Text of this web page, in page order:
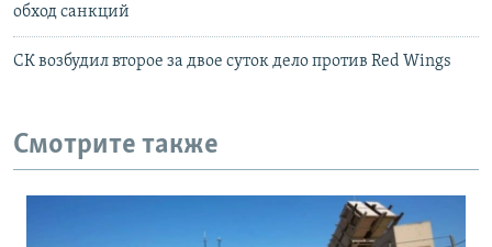
обход санкций
СК возбудил второе за двое суток дело против Red Wings
Смотрите также